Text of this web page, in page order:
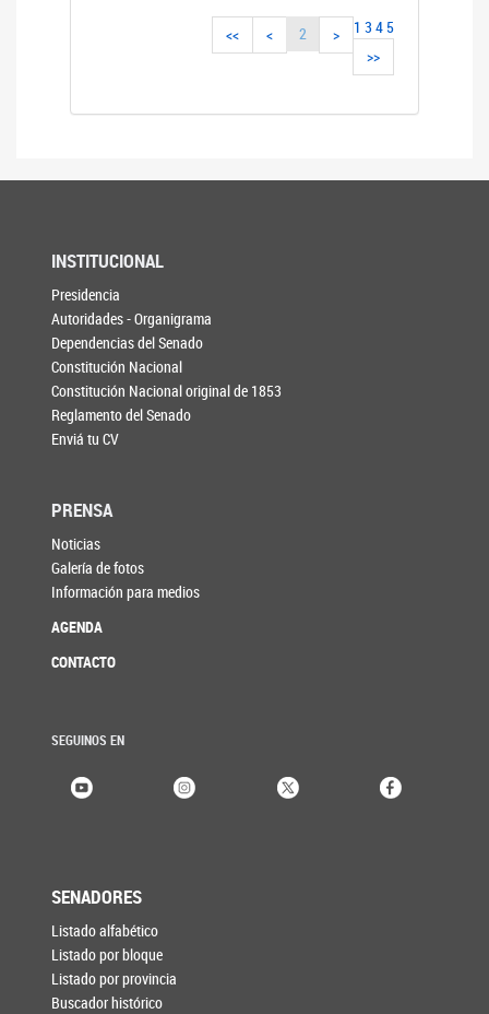
<< < 1
2 3 4 5
>
>>
INSTITUCIONAL
Presidencia
Autoridades - Organigrama
Dependencias del Senado
Constitución Nacional
Constitución Nacional original de 1853
Reglamento del Senado
Enviá tu CV
PRENSA
Noticias
Galería de fotos
Información para medios
AGENDA
CONTACTO
SEGUINOS EN
SENADORES
Listado alfabético
Listado por bloque
Listado por provincia
Buscador histórico